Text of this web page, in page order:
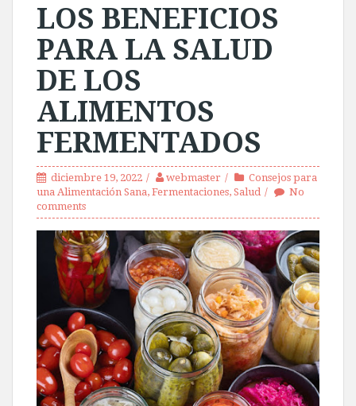
LOS BENEFICIOS
PARA LA SALUD
DE LOS
ALIMENTOS
FERMENTADOS
diciembre 19, 2022 webmaster
Consejos para
una Alimentación Sana, Fermentaciones, Salud
No
comments